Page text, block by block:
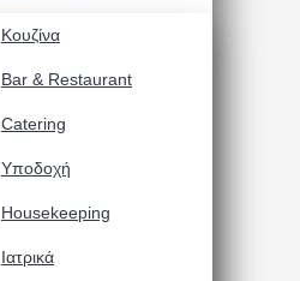
Κουζίνα
Bar & Restaurant
Catering
Υποδοχή
Housekeeping
Ιατρικά